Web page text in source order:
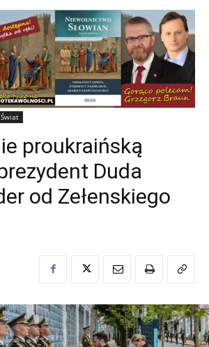
Świat
proukraińską
Duda
od Zełenskiego